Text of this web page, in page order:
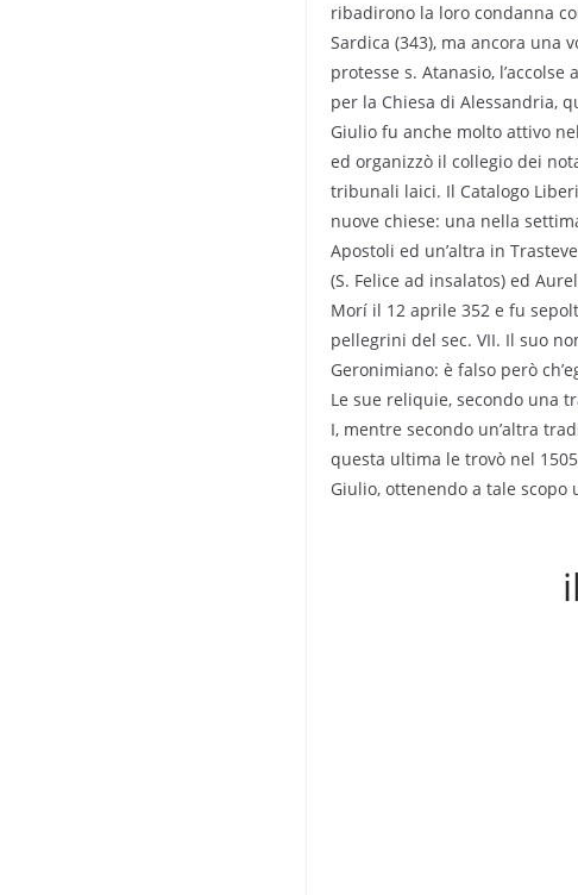
ribadirono la loro condanna
Sardica (343), ma ancora una
protesse s. Atanasio,
per la Chiesa di Alessandria,
Giulio fu anche molto attivo
ed organizzò il collegio dei
tribunali laici. Il Catalogo
nuove chiese: una nella
Apostoli ed un’altra in
(S. Felice ad insalatos) ed
Morí il 12 aprile 352 e fu
pellegrini del sec. VII. Il suo
Geronimiano: è falso però
Le sue reliquie, secondo una
I, mentre secondo un’altra
questa ultima le trovò nel
Giulio, ottenendo a tale scopo